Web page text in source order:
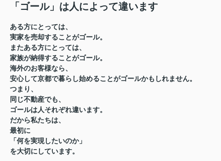
「ゴール」は人によって違います
ある方にとっては、
実家を売却することがゴール。
またある方にとっては、
家族が納得することがゴール。
海外のお客様なら、
安心して京都で暮らし始めることがゴールかもしれません。
つまり、
同じ不動産でも、
ゴールは人それぞれ違います。
だから私たちは、
最初に
「何を実現したいのか」
を大切にしています。